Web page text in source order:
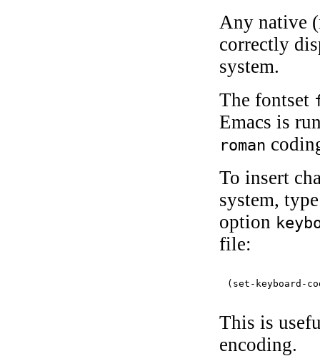
Any native
correctly
system.
The fontset
Emacs is
roman
To insert
system,
option
file:
This is
encoding.